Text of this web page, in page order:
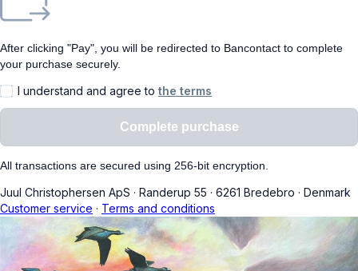
After clicking "Pay", you will be redirected to Bancontact to complete
your purchase securely.
I understand and agree to the terms
Complete purchase
All transactions are secured using 256-bit encryption.
Juul Christophersen ApS · Randerup 55 · 6261 Bredebro · Denmark
Customer service · Terms and conditions